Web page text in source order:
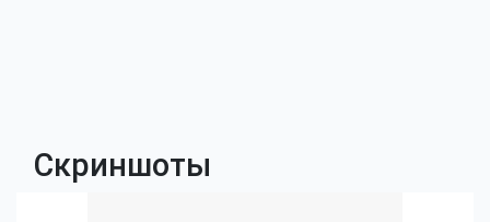
Скриншоты